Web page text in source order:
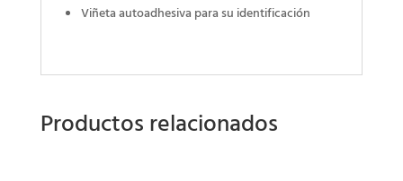
Viñeta autoadhesiva para su identificación
Productos relacionados